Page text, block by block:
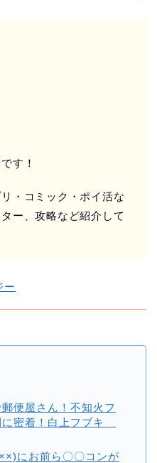
す！
・コミック・ポイ活な
ー、攻略など紹介して
ー
便屋さん！不知火フ
に密着！白上フブキ
にお前ら〇〇コンが